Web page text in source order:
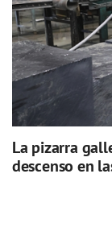
La pizarra
descenso en